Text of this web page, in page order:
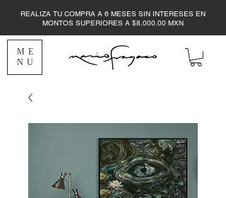
ME
NU
REALIZA TU COMPRA A 6 MESES SIN INTERESES EN
MONTOS SUPERIORES A $8,000.00 MXN